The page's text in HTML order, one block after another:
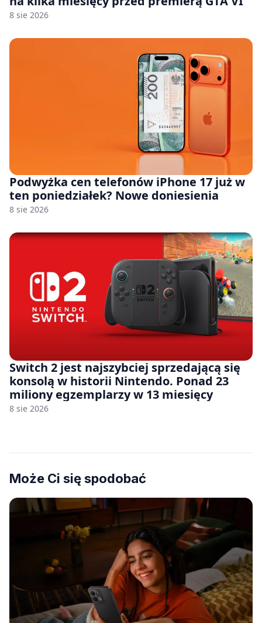
8 sie 2026
Podwyżka cen telefonów iPhone 17 już w
ten poniedziałek? Nowe doniesienia
8 sie 2026
Switch 2 jest najszybciej sprzedającą się
konsolą w historii Nintendo. Ponad 23
miliony egzemplarzy w 13 miesięcy
8 sie 2026
Może Ci się spodobać